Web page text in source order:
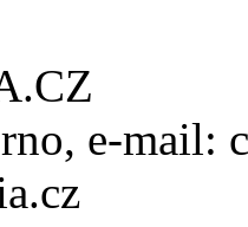
e-mail: